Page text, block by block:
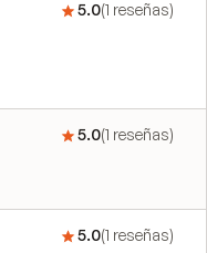
5.0(1 reseñas)
5.0(1 reseñas)
5.0(1 reseñas)